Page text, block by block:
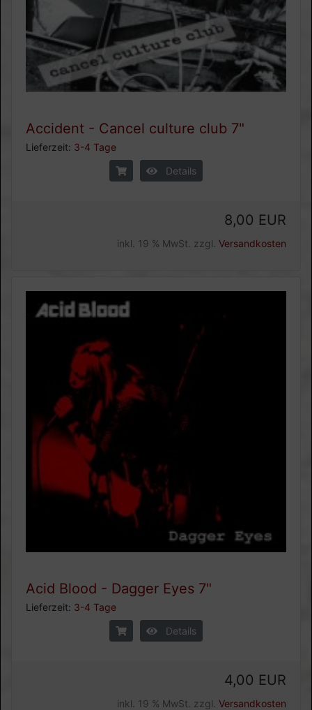
Accident - Cancel culture club 7"
Lieferzeit: 3-4 Tage
Details
8,00 EUR
inkl. 19 % MwSt. zzgl. Versandkosten
Acid Blood - Dagger Eyes 7"
Lieferzeit: 3-4 Tage
Details
4,00 EUR
inkl. 19 % MwSt. zzgl. Versandkosten